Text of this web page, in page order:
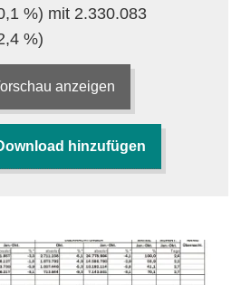
%) mit 2.330.083
%)
anzeigen
hinzufügen